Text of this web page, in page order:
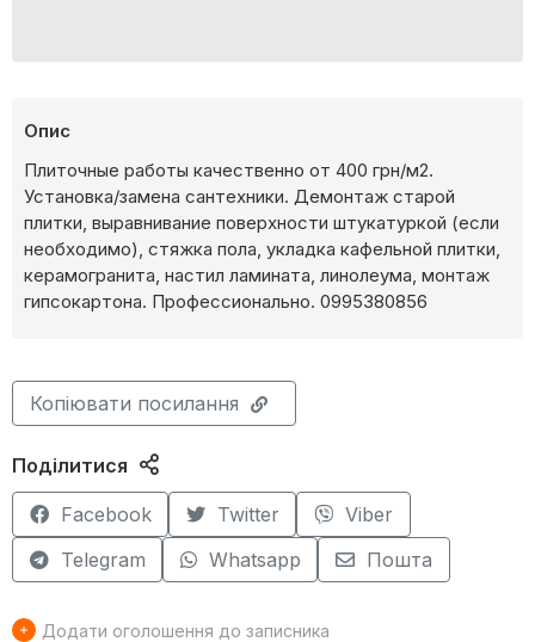
Опис
Плиточные работы качественно от 400 грн/м2.
Установка/замена сантехники. Демонтаж старой
плитки, выравнивание поверхности штукатуркой (если
необходимо), стяжка пола, укладка кафельной плитки,
керамогранита, настил ламината, линолеума, монтаж
гипсокартона. Профессионально. 0995380856
Копіювати посилання
Поділитися
Facebook Twitter
Viber
Telegram
Whatsapp Пошта
Додати оголошення до записника